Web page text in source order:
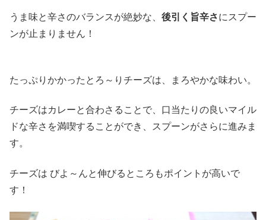
うま味と辛さのバランスが絶妙な、 後引く旨辛さにスプー
ンが止まりません！
たっぷりかかったとろ～りチーズは、まろやかな味わい。
チーズはカレーと合わさることで、口当たりの良いマイル
ドな辛さを満喫することができ、スプーンがさらに進みま
す。
チーズは びよ～んと伸びるところもポイントが高いで
す！